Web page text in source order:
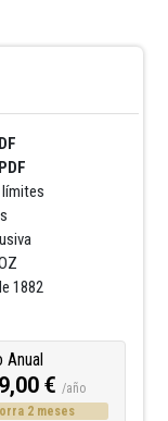
límites
1882
Anual
€ /año
2 meses